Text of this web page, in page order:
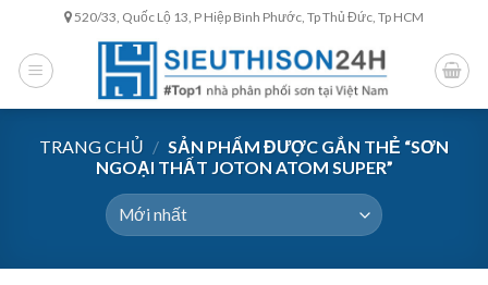
content
520/33, Quốc Lộ 13, P Hiệp Bình Phước, Tp Thủ Đức, Tp HCM
TRANG CHỦ / SẢN PHẨM ĐƯỢC GẮN THẺ “SƠN
NGOẠI THẤT JOTON ATOM SUPER”